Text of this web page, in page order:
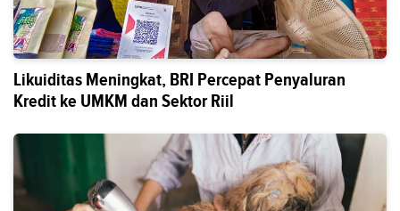
Likuiditas Meningkat, BRI Percepat Penyaluran
Kredit ke UMKM dan Sektor Riil